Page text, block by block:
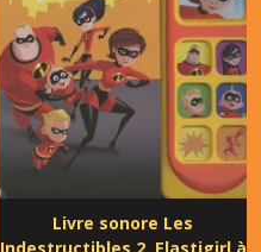
Livre sonore Les